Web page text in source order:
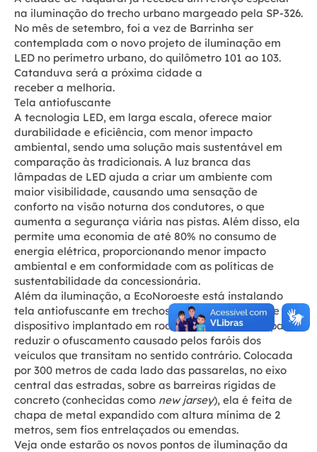
na iluminação do trecho urbano margeado pela SP-326.
No mês de setembro, foi a vez de Barrinha ser
contemplada com o novo projeto de iluminação em
LED no perímetro urbano, do quilômetro 101 ao 103.
Catanduva será a próxima cidade a
receber a melhoria.
Tela antiofuscante
A tecnologia LED, em larga escala, oferece maior
durabilidade e eficiência, com menor impacto
ambiental, sendo uma solução mais sustentável em
comparação às tradicionais. A luz branca das
lâmpadas de LED ajuda a criar um ambiente com
maior visibilidade, causando uma sensação de
conforto na visão noturna dos condutores, o que
aumenta a segurança viária nas pistas. Além disso, ela
permite uma economia de até 80% no consumo de
energia elétrica, proporcionando menor impacto
ambiental e em conformidade com as políticas de
sustentabilidade da concessionária.
Além da iluminação, a EcoNoroeste está instalando
tela antiofuscante em trechos urbanos. Trata-se de um
dispositivo implantado em rodovias e passarelas para
reduzir o ofuscamento causado pelos faróis dos
veículos que transitam no sentido contrário. Colocada
por 300 metros de cada lado das passarelas, no eixo
central das estradas, sobre as barreiras rígidas de
concreto (conhecidas como new jarsey), ela é feita de
chapa de metal expandido com altura mínima de 2
metros, sem fios entrelaçados ou emendas.
Veja onde estarão os novos pontos de iluminação da